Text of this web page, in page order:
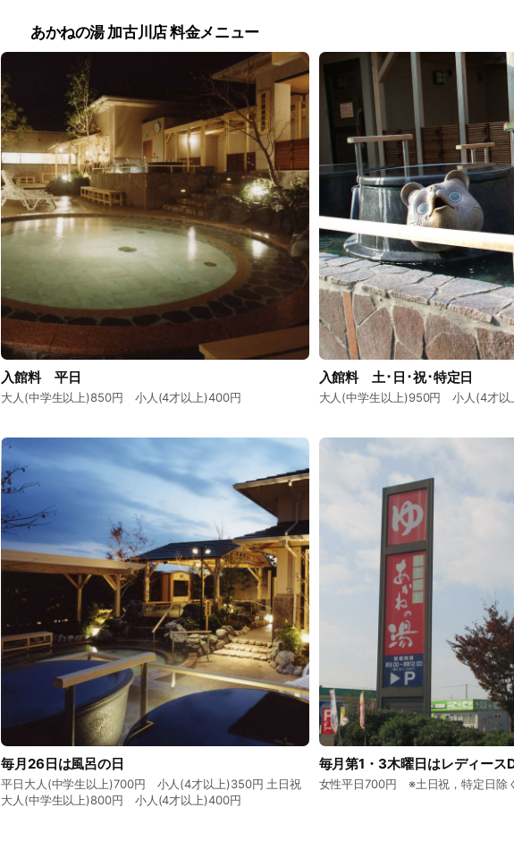
あかねの湯 加古川店 料金メニュー
入館料 平日
大人(中学生以上)850円 小人(4才以上)400円
入館料 土･日･祝･特定日
大人(中学生以上)950円 小人(4才以
毎月26日は風呂の日
平日大人(中学生以上)700円 小人(4才以上)350円 土日祝
大人(中学生以上)800円 小人(4才以上)400円
毎月第1・3木曜日はレディース
女性平日700円 ※土日祝，特定日除